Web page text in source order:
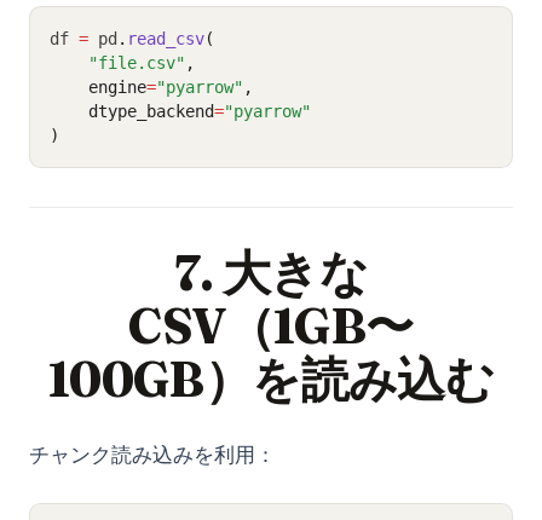
df = pd . read_csv(
"file.csv" ,
    engine
="pyarrow" ,
    dtype_backend
="pyarrow"
)
7. 大きな
CSV（1GB〜
100GB）を読み込む
チャンク読み込みを利用：